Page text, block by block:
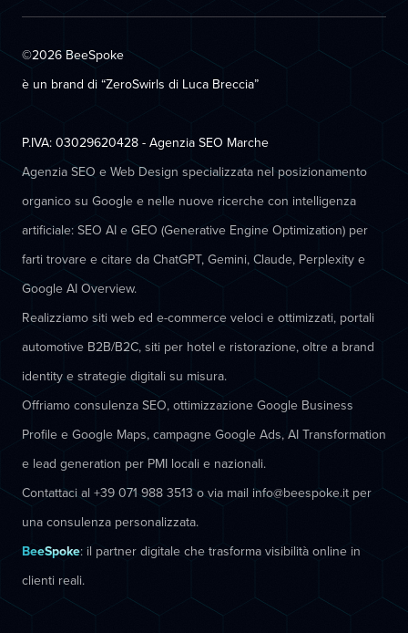
©2026 BeeSpoke
è un brand di “ZeroSwirls di Luca Breccia”
P.IVA: 03029620428 - Agenzia SEO Marche
Agenzia SEO e Web Design specializzata nel posizionamento
organico su Google e nelle nuove ricerche con intelligenza
artificiale: SEO AI e GEO (Generative Engine Optimization) per
farti trovare e citare da ChatGPT, Gemini, Claude, Perplexity e
Google AI Overview.
Realizziamo siti web ed e-commerce veloci e ottimizzati, portali
automotive B2B/B2C, siti per hotel e ristorazione, oltre a brand
identity e strategie digitali su misura.
Offriamo consulenza SEO, ottimizzazione Google Business
Profile e Google Maps, campagne Google Ads, AI Transformation
e lead generation per PMI locali e nazionali.
Contattaci al +39 071 988 3513 o via mail info@beespoke.it per
una consulenza personalizzata.
BeeSpoke: il partner digitale che trasforma visibilità online in
clienti reali.